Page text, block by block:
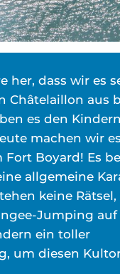
her, dass wir es
Châtelaillon aus
es den Kindern
machen wir
Fort Boyard! Es
allgemeine
keine
Jumping auf
ein toller
um diesen